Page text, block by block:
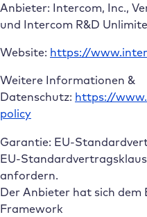
Anbieter: Intercom, Inc.,
und Intercom R&D
Website: https://
Weitere Informationen &
Datenschutz: https://
policy
Garantie: EU-
EU-
anfordern.
Der Anbieter hat sich dem
Framework